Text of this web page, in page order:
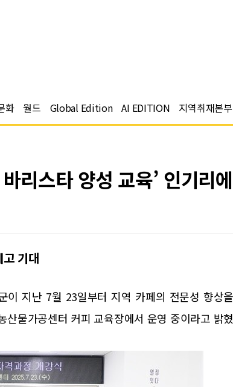
화 월드 Global Edition AI EDITION 지역취재본부
리스타 양성 교육’ 인기리
기대
이 지난 7월 23일부터 지역 카페의 전문성 향상을
산물가공센터 커피 교육장에서 운영 중이라고 밝혔